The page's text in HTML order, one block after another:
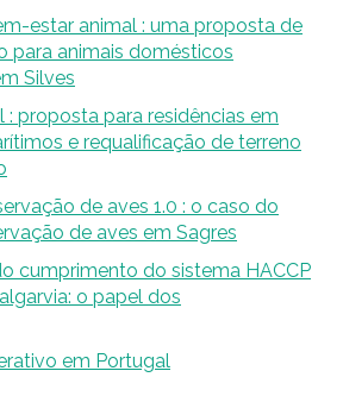
estar animal : uma proposta de
para animais domésticos
Silves
: proposta para residências em
e requalificação de terreno
de aves 1.0 : o caso do
de aves em Sagres
cumprimento do sistema HACCP
o papel dos
em Portugal